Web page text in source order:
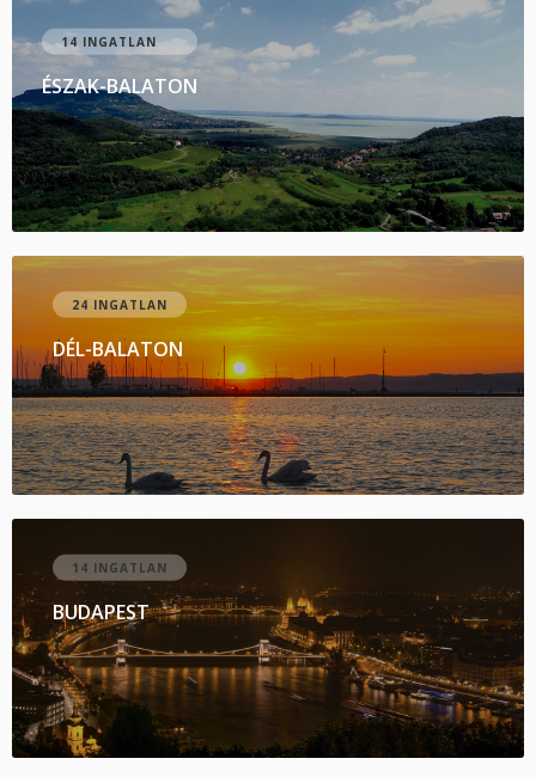
14 INGATLAN
ÉSZAK-BALATON
24 INGATLAN
DÉL-BALATON
14 INGATLAN
BUDAPEST